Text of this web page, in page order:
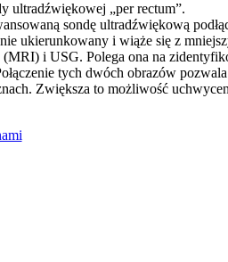
ultradźwiękowej „per rectum”.
sondę ultradźwiękową
ukierunkowany i wiąże się z
i USG. Polega ona na
tych dwóch obrazów
Zwiększa to możliwość